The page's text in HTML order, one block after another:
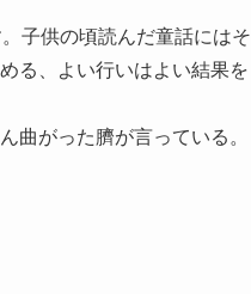
子供の頃読んだ童話にはそ
る、よい行いはよい結果を
曲がった臍が言っている。